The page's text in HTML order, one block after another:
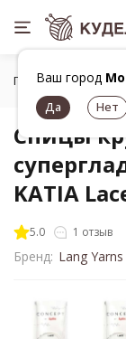
Ваш город
Главная Все
Спицы
KATIA
5.0 1 отзыв
Бренд: Lang Yarns